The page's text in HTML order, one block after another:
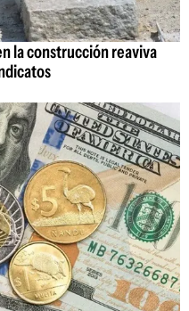
la construcción reaviva